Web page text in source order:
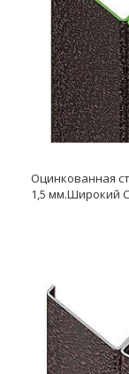
Оцинкованная
1,5 мм.Широкий